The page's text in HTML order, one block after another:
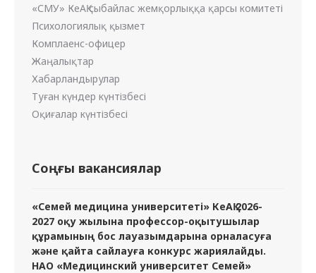
«СМУ» КеАҚ сыбайлас жемқорлыққа қарсы комитеті
Психологиялық қызмет
Комплаенс-офицер
Жаңалықтар
Хабарландырулар
Туған күндер күнтізбесі
Оқиғалар күнтізбесі
Соңғы вакансиялар
«Семей медицина университеті» КеАҚ 2026-
2027 оқу жылына профессор-оқытушылар
құрамының бос лауазымдарына орналасуға
және қайта сайлауға конкурс жариялайды.
НАО «Медицинский университет Семей»